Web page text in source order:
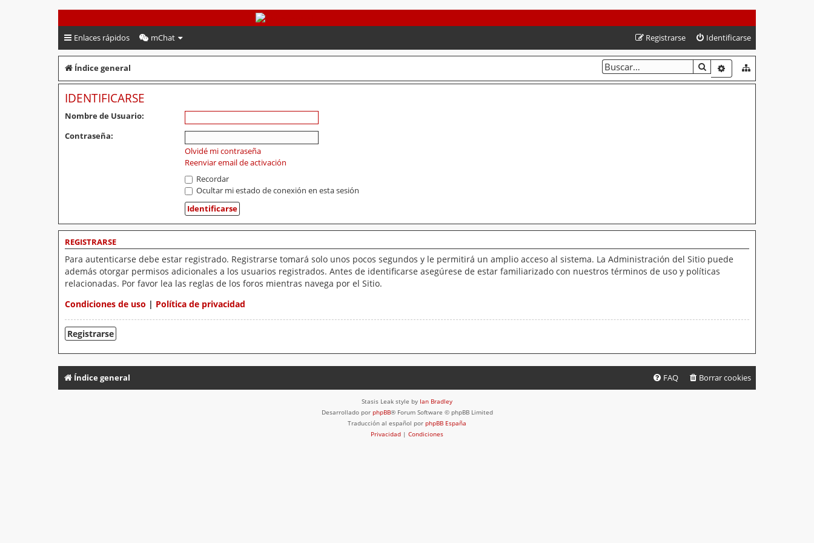
PeruVoley.com
Enlaces rápidos mChat Identificarse
Registrarse
Índice general BUSCARBÚSQUEDA
IDENTIFICARSE
Nombre de Usuario:
Contraseña:
Olvidé mi contraseña
Reenviar email de activación
Recordar
Ocultar mi estado de conexión en esta sesión
REGISTRARSE
Para autenticarse debe estar registrado. Registrarse tomará solo unos pocos segundos y le permitirá un amplio acceso al sistema. La Administración del Sitio puede
además otorgar permisos adicionales a los usuarios registrados. Antes de identificarse asegúrese de estar familiarizado con nuestros términos de uso y políticas
relacionadas. Por favor lea las reglas de los foros mientras navega por el Sitio.
Condiciones de uso | Política de privacidad
Registrarse
Índice general Borrar cookies
FAQ
Stasis Leak style by Ian Bradley
Desarrollado por phpBB® Forum Software © phpBB Limited
Traducción al español por phpBB España
Privacidad | Condiciones